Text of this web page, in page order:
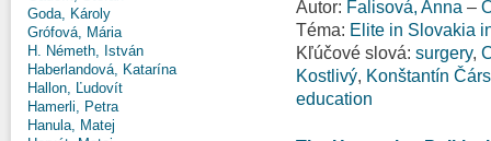
Goda, Károly
Grófová, Mária
H. Németh, István
Haberlandová, Katarína
Hallon, Ľudovít
Hamerli, Petra
Hanula, Matej
Autor: Falisová, Anna –
Téma: Elite in Slovakia
Kľúčové slová: surgery,
Kostlivý, Konštantín
education